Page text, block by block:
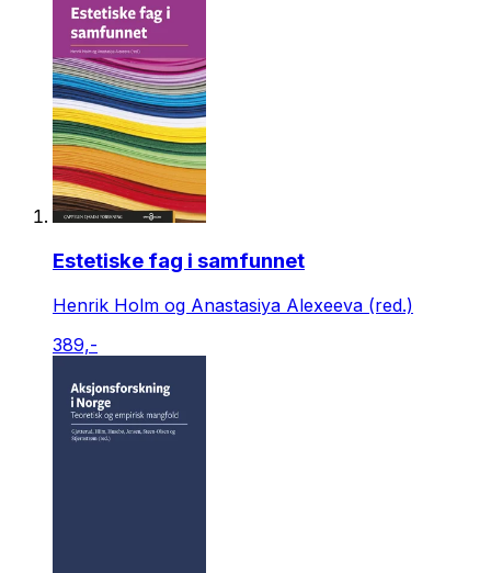
Estetiske fag i samfunnet
Henrik Holm og Anastasiya Alexeeva (red.)
389,-